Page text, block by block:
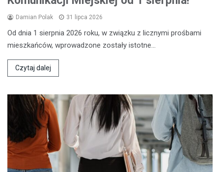
Damian Polak 31 lipca 2026
Od dnia 1 sierpnia 2026 roku, w związku z licznymi prośbami
mieszkańców, wprowadzone zostały istotne…
Czytaj dalej